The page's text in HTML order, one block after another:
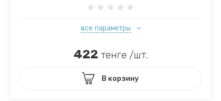
все параметры
422 тенге /шт.
В корзину